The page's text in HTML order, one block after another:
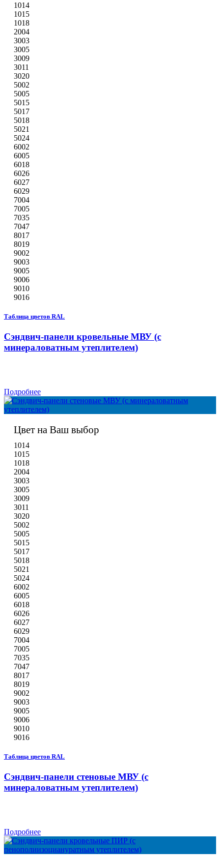
1014
1015
1018
2004
3003
3005
3009
3011
3020
5002
5005
5015
5017
5018
5021
5024
6002
6005
6018
6026
6027
6029
7004
7005
7035
7047
8017
8019
9002
9003
9005
9006
9010
9016
Таблица цветов RAL
Сэндвич-панели кровельные МВУ (с
минераловатным утеплителем)
Подробнее
Цвет на Ваш выбор
1014
1015
1018
2004
3003
3005
3009
3011
3020
5002
5005
5015
5017
5018
5021
5024
6002
6005
6018
6026
6027
6029
7004
7005
7035
7047
8017
8019
9002
9003
9005
9006
9010
9016
Таблица цветов RAL
Сэндвич-панели стеновые МВУ (с
минераловатным утеплителем)
Подробнее